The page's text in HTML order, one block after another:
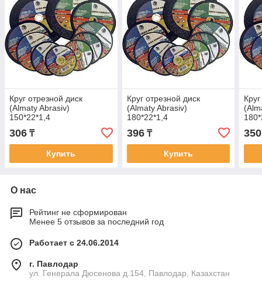
Круг отрезной диск
(Almaty Abrasiv)
150*22*1,4
306 ₸
Купить
Круг отрезной диск
(Almaty Abrasiv)
180*22*1,4
396₸
Купить
350
О нас
Рейтинг не сформирован
Менее 5 отзывов за последний год
Работает с 24.06.2014
г. Павлодар
ул. Генерала Дюсенова д.154, Павлодар, Казахстан